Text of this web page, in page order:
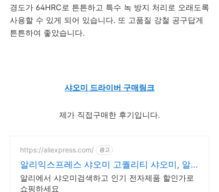
경도가 64HRC로 튼튼하고 특수 녹 방지 처리로 오래도록
사용할 수 있게 되어 있습니다. 또 고품질 강철 공구답게
튼튼하여 좋았습니다.
샤오미 드라이버 구매링크
제가 직접구매한 후기입니다.
https://aliexpress.com/ 광고
알리익스프레스 샤오미 고퀄리티 샤오미, 알
리
알리에서 샤오미검색하고 인기 전자제품 할인가로
쇼핑하세요